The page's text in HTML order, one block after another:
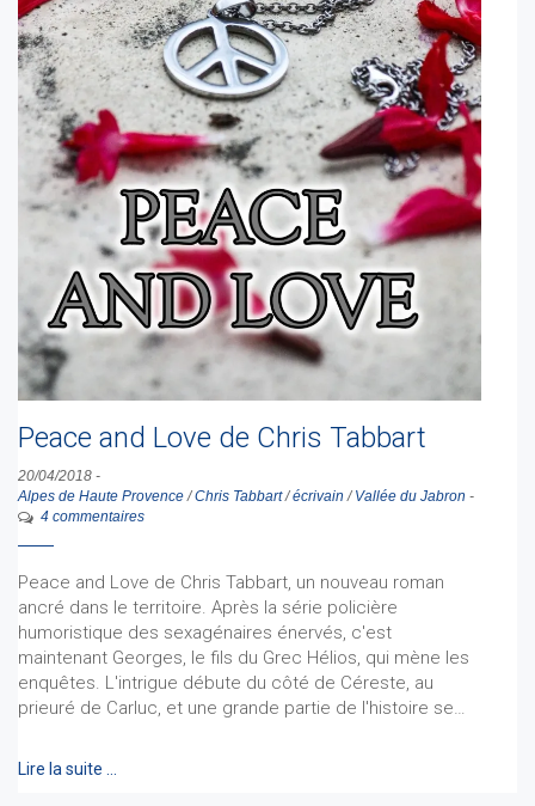
Peace and Love de Chris Tabbart
20/04/2018 -
Alpes de Haute Provence/Chris Tabbart/écrivain / Vallée du Jabron -
4 commentaires
Peace and Love de Chris Tabbart, un nouveau roman
ancré dans le territoire. Après la série policière
humoristique des sexagénaires énervés, c'est
maintenant Georges, le fils du Grec Hélios, qui mène les
enquêtes. L'intrigue débute du côté de Céreste, au
prieuré de Carluc, et une grande partie de l'histoire se…
Lire la suite …